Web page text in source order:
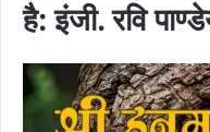
है: इंजी. रवि